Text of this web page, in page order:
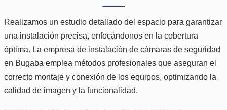
Realizamos un estudio detallado del espacio para garantizar
una instalación precisa, enfocándonos en la cobertura
óptima. La empresa de instalación de cámaras de seguridad
en Bugaba emplea métodos profesionales que aseguran el
correcto montaje y conexión de los equipos, optimizando la
calidad de imagen y la funcionalidad.